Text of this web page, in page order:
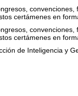
certámenes en
certámenes en
de Inteligencia y